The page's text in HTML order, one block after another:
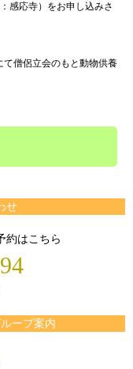
感応寺）をお申し込みさ
僧侶立会のもと動物供養
せ
約はこちら
ープ案内